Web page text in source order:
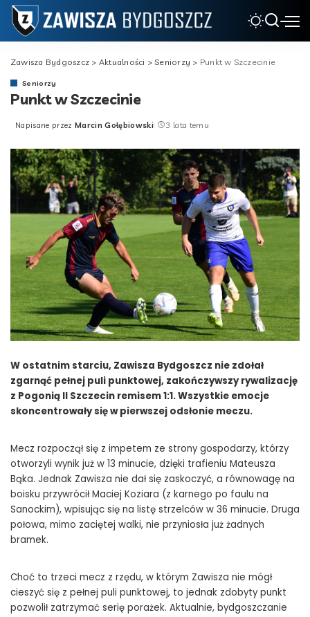
Zawisza Bydgoszcz > Aktualności >Seniorzy > Punkt w Szczecinie
Seniorzy
Punkt w Szczecinie
Posted
Napisane przez Marcin Gołębiowski 3 lata temu
W ostatnim starciu, Zawisza Bydgoszcz nie zdołał
zgarnąć pełnej puli punktowej, zakończywszy rywalizację
z Pogonią II Szczecin remisem 1:1. Wszystkie emocje
skoncentrowały się w pierwszej odsłonie meczu.
Mecz rozpoczął się z impetem ze strony gospodarzy, którzy
otworzyli wynik już w 13 minucie, dzięki trafieniu Mateusza
Bąka. Jednak Zawisza nie dał się zaskoczyć, a równowagę na
boisku przywrócił Maciej Koziara (z karnego po faulu na
Sanockim), wpisując się na listę strzelców w 36 minucie. Druga
połowa, mimo zaciętej walki, nie przyniosła już żadnych
bramek.
Choć to trzeci mecz z rzędu, w którym Zawisza nie mógł
cieszyć się z pełnej puli punktowej, to jednak zdobyty punkt
pozwolił zatrzymać serię porażek. Aktualnie, bydgoszczanie